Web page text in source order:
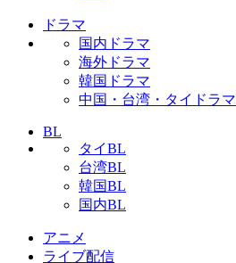
ドラマ
国内ドラマ
海外ドラマ
韓国ドラマ
中国・台湾・タイドラマ
BL
タイBL
台湾BL
韓国BL
国内BL
アニメ
ライブ配信